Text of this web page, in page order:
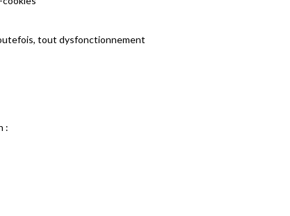
tout dysfonctionnement
: